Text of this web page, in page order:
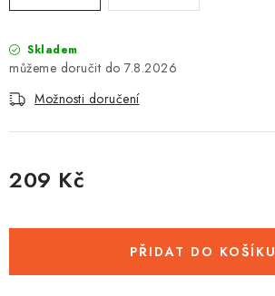
Skladem
7.8.2026
Možnosti doručení
209 Kč
PŘIDAT DO KOŠÍKU